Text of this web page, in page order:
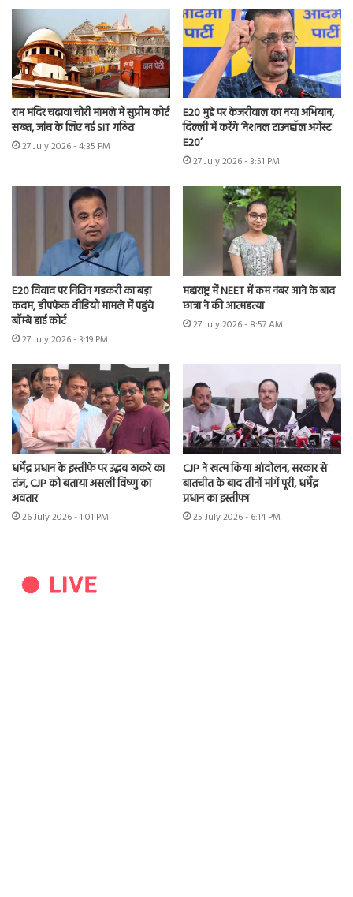
राम मंदिर चढ़ावा चोरी मामले में सुप्रीम कोर्ट
सख्त, जांच के लिए नई SIT गठित
27 July 2026 - 4:35 PM
E20 मुद्दे पर केजरीवाल का नया अभियान,
दिल्ली में करेंगे ‘नेशनल टाउनहॉल अगेंस्ट
E20’
27 July 2026 - 3:51 PM
E20 विवाद पर नितिन गडकरी का बड़ा
कदम, डीपफेक वीडियो मामले में पहुंचे
बॉम्बे हाई कोर्ट
27 July 2026 - 3:19 PM
महाराष्ट्र में NEET में कम नंबर आने के बाद
छात्रा ने की आत्महत्या
27 July 2026 - 8:57 AM
धर्मेंद्र प्रधान के इस्तीफे पर उद्धव ठाकरे का
तंज, CJP को बताया असली विष्णु का
अवतार
26 July 2026 - 1:01 PM
CJP ने खत्म किया आंदोलन, सरकार से
बातचीत के बाद तीनों मांगें पूरी, धर्मेंद्र
प्रधान का इस्तीफा
25 July 2026 - 6:14 PM